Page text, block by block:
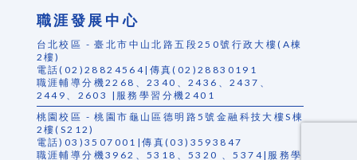
職涯發展中心
台北校區 - 臺北市中山北路五段250號行政大樓(A棟
2樓)
電話(02)28824564|傳真(02)28830191
職涯輔導分機2268、2340、2436、2437、
2449、2603 |服務學習分機2401
桃園校區 - 桃園市龜山區德明路5號金融科技大樓S棟
2樓(S212)
電話)03)3507001|傳真(03)3593847
職涯輔導分機3962、5318、5320 、5374|服務學